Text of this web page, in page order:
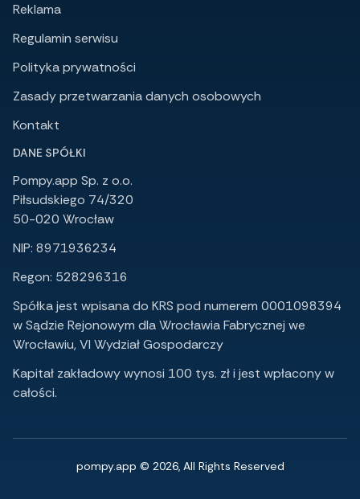
Reklama
Regulamin serwisu
Polityka prywatności
Zasady przetwarzania danych osobowych
Kontakt
DANE SPÓŁKI
Pompy.app Sp. z o.o.
Piłsudskiego 74/320
50-020 Wrocław
NIP: 8971936234
Regon: 528296316
Spółka jest wpisana do KRS pod numerem 0001098394
w Sądzie Rejonowym dla Wrocławia Fabrycznej we
Wrocławiu, VI Wydział Gospodarczy
Kapitał zakładowy wynosi 100 tys. zł i jest wpłacony w
całości.
pompy.app © 2026, All Rights Reserved